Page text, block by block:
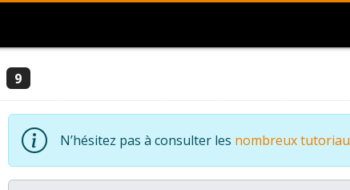
9
N’hésitez pas à consulter les nombreux